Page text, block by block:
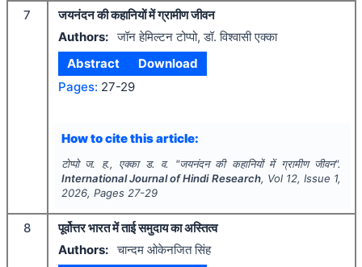
7
जयनंदन की कहानियों में ग्रामीण जीवन
Authors: जॉन हेमिल्टन टोप्पो, डॉ. विश्वासी एक्का
Abstract
Download
Pages: 27-29
How to cite this article:
टोप्पो ज. ह., एक्का ड. व. "जयनंदन की कहानियों में ग्रामीण जीवन".
International Journal of Hindi Research, Vol 12, Issue 1,
2026, Pages 27-29
8
पूर्वोत्तर भारत में ताई समुदाय का अस्तित्व
Authors: चान्दम ओकेनजित सिंह